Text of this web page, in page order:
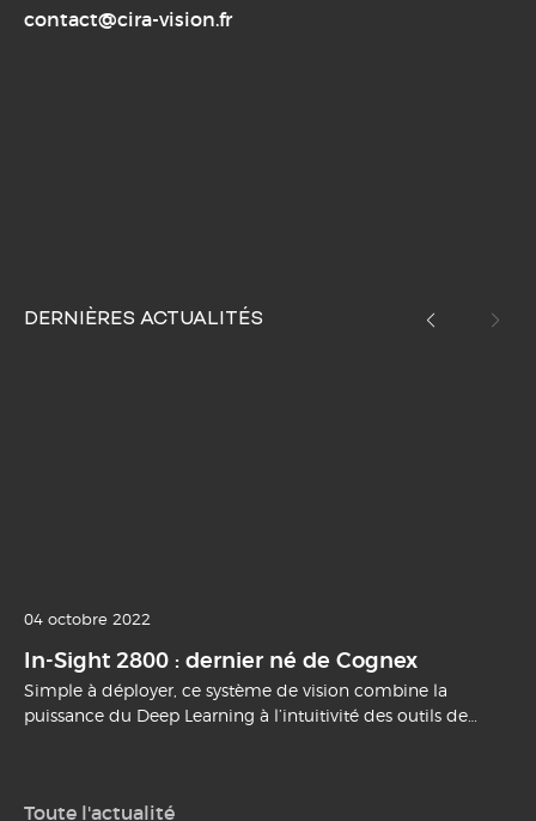
contact@cira-vision.fr
DERNIÈRES ACTUALITÉS
04 octobre 2022
In-Sight 2800 : dernier né de Cognex
Simple à déployer, ce système de vision combine la
puissance du Deep Learning à l’intuitivité des outils de
Toute l'actualité